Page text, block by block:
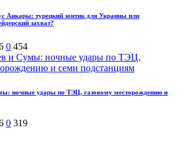
Анкары: турецкий зонтик для Украины или
захват?
0 454
ночные удары по ТЭЦ, газовому месторождению и
0 319